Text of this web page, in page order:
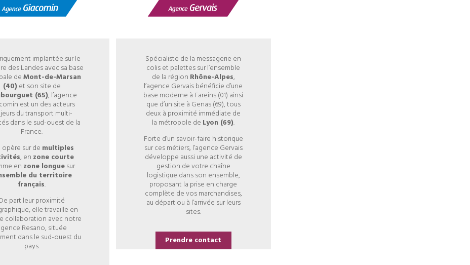
implantée sur le
des Landes avec sa base
deMont-de-Marsan
(40) et son site de
(65), l’agence
est un des acteurs
du transport multi-
dans le sud-ouest de la
France.
opère sur de multiples
, en zone courte
en zone longuesur
du territoire
français.
part leur proximité
elle travaille en
collaboration avec notre
Resano, située
dans le sud-ouest du
pays.
Spécialiste de la messagerie en
colis et palettes sur l’ensemble
de la région Rhône-Alpes,
l’agence Gervais bénéficie d’une
base moderne à Fareins (01) ainsi
que d’un site à Genas (69), tous
deux à proximité immédiate de
la métropole de Lyon (69).
Forte d’un savoir-faire historique
sur ces métiers, l’agence Gervais
développe aussi une activité de
gestion de votre chaîne
logistique dans son ensemble,
proposant la prise en charge
complète de vos marchandises,
au départ ou à l’arrivée sur leurs
sites.
Prendre contact